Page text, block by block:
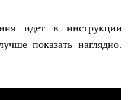
идет в инструкции
показать наглядно.